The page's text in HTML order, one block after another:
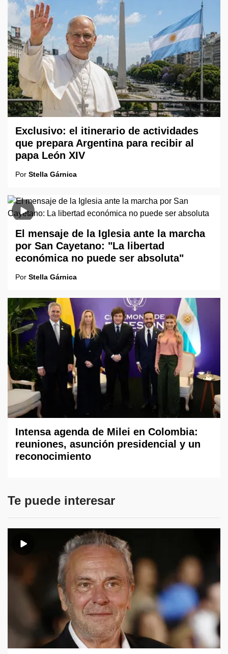
Exclusivo: el itinerario de actividades
que prepara Argentina para recibir al
papa León XIV
Por Stella Gárnica
El mensaje de la Iglesia ante la marcha
por San Cayetano: "La libertad
económica no puede ser absoluta"
Por Stella Gárnica
Intensa agenda de Milei en Colombia:
reuniones, asunción presidencial y un
reconocimiento
Te puede interesar